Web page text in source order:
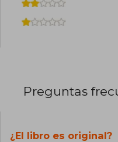
Preguntas
¿El libro es original?